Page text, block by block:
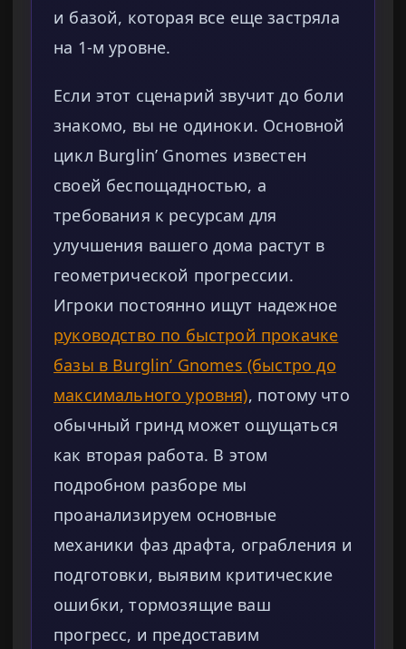
и базой, которая все еще застряла
на 1-м уровне.
Если этот сценарий звучит до боли
знакомо, вы не одиноки. Основной
цикл Burglin’ Gnomes известен
своей беспощадностью, а
требования к ресурсам для
улучшения вашего дома растут в
геометрической прогрессии.
Игроки постоянно ищут надежное
руководство по быстрой прокачке
базы в Burglin’ Gnomes (быстро до
максимального уровня), потому что
обычный гринд может ощущаться
как вторая работа. В этом
подробном разборе мы
проанализируем основные
механики фаз драфта, ограбления и
подготовки, выявим критические
ошибки, тормозящие ваш
прогресс, и предоставим